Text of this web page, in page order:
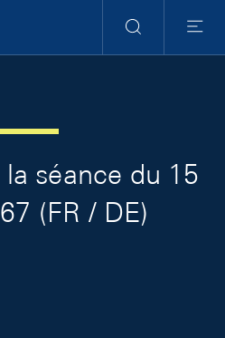
Ricerca
Menu
séance du 15
(FR / DE)